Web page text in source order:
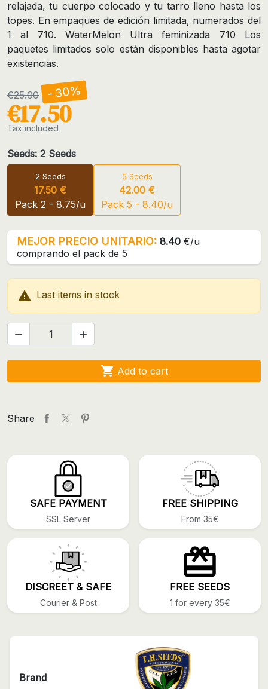
relajada, tu cuerpo colocado y tu tarro lleno hasta los
topes. En empaques de edición limitada, numerados del
1 al 710. WaterMelon Ultra feminizada 710 Los
paquetes limitados solo están disponibles hasta agotar
existencias.
€25.00 - 30%
€17.50
Tax included
Seeds: 2 Seeds
2 Seeds
17.50 €
Pack 2 - 8.75/u
5 Seeds
42.00 €
Pack 5 - 8.40/u
MEJOR PRECIO UNITARIO: 8.40 €/u
comprando el pack de 5
 Last items in stock
 
 Add to cart
Share
SAFE PAYMENT
SSL Server
FREE SHIPPING
From 35€
DISCREET & SAFE
Courier & Post
FREE SEEDS
1 for every 35€
Brand